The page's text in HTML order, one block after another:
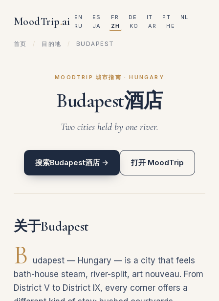
MoodTrip.ai EN ES FR DE IT PT
NL
RU
JA ZH KO AR HE
首页 / 目的地 / BUDAPEST
MOODTRIP 城市指南 · HUNGARY
Budapest酒店
Two cities held by one river.
搜索Budapest酒店 → 打开 MoodTrip
关于Budapest
B
udapest — Hungary — is a city that feels
bath-house steam, river-split, art nouveau. From
District V to District IX, every corner offers a